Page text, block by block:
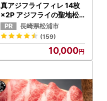
真アジフライフィレ 14枚
×2P アジフライの聖地松
浦【B0-216】
長崎県松浦市
(159)
10,000